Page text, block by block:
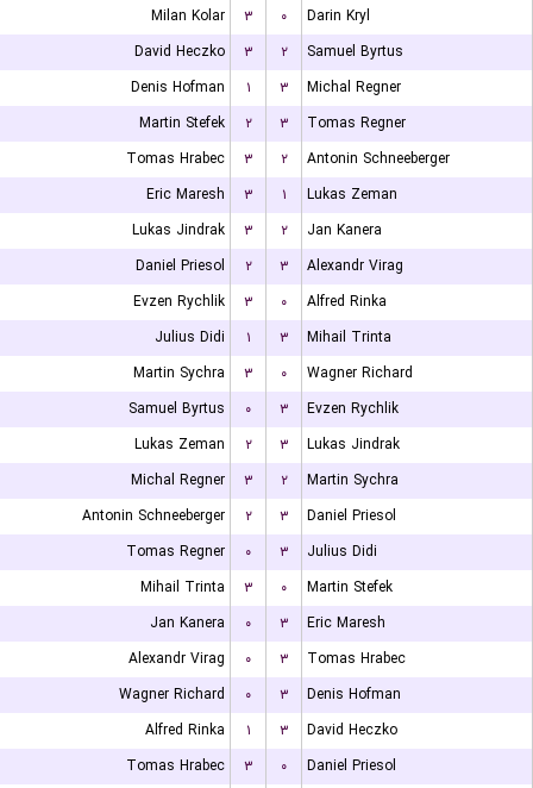
Milan Kolar
۳ ۰
Darin Kryl
David Heczko
۳ ۲
Samuel Byrtus
Denis Hofman
۱ ۳
Michal Regner
Martin Stefek
۲ ۳
Tomas Regner
Tomas Hrabec
۳ ۲
Antonin Schneeberger
Eric Maresh
۳ ۱
Lukas Zeman
Lukas Jindrak
۳ ۲
Jan Kanera
Daniel Priesol
۲ ۳
Alexandr Virag
Evzen Rychlik
۳ ۰
Alfred Rinka
Julius Didi
۱ ۳
Mihail Trinta
Martin Sychra
۳ ۰
Wagner Richard
Samuel Byrtus
۰ ۳
Evzen Rychlik
Lukas Zeman
۲ ۳
Lukas Jindrak
Michal Regner
۳ ۲
Martin Sychra
Antonin Schneeberger
۲ ۳
Daniel Priesol
Tomas Regner
۰ ۳
Julius Didi
Mihail Trinta
۳ ۰
Martin Stefek
Jan Kanera
۰ ۳
Eric Maresh
Alexandr Virag
۰ ۳
Tomas Hrabec
Wagner Richard
۰ ۳
Denis Hofman
Alfred Rinka
۱ ۳
David Heczko
Tomas Hrabec
۳ ۰
Daniel Priesol